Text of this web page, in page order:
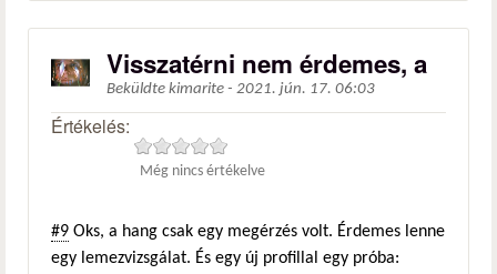
Visszatérni nem érdemes, a
Beküldte kimarite - 2021. jún. 17. 06:03
Értékelés:
Még nincs értékelve
#9 Oks, a hang csak egy megérzés volt. Érdemes lenne
egy lemezvizsgálat. És egy új profillal egy próba: